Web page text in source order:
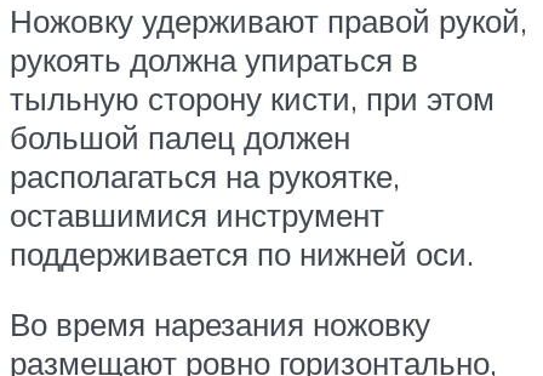
Ножовку удерживают правой рукой,
рукоять должна упираться в
тыльную сторону кисти, при этом
большой палец должен
располагаться на рукоятке,
оставшимися инструмент
поддерживается по нижней оси.
Во время нарезания ножовку
размещают ровно горизонтально,